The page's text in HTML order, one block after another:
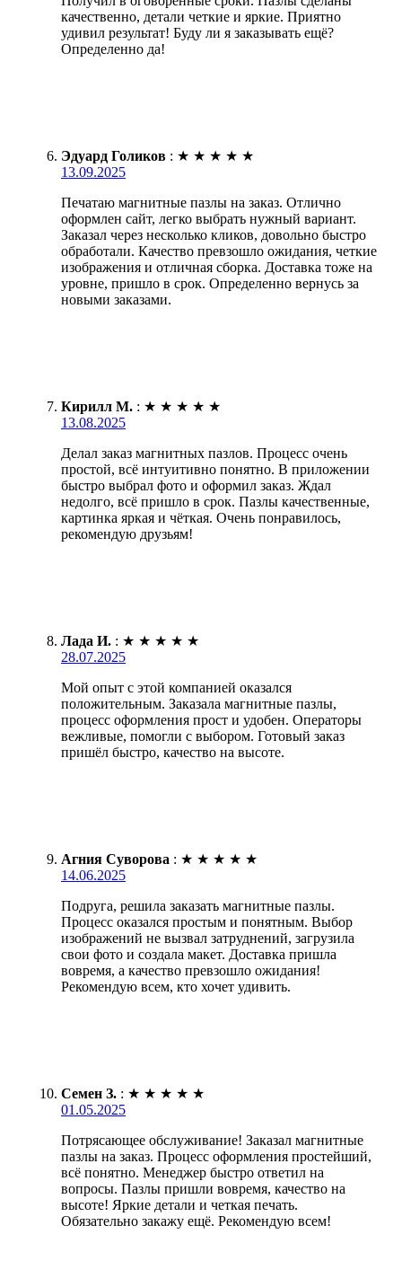
качественно, детали четкие и яркие. Приятно
удивил результат! Буду ли я заказывать ещё?
Определенно да!
Эдуард Голиков : ★ ★ ★ ★ ★
13.09.2025
Печатаю магнитные пазлы на заказ. Отлично
оформлен сайт, легко выбрать нужный вариант.
Заказал через несколько кликов, довольно быстро
обработали. Качество превзошло ожидания, четкие
изображения и отличная сборка. Доставка тоже на
уровне, пришло в срок. Определенно вернусь за
новыми заказами.
Кирилл М. : ★ ★ ★ ★ ★
13.08.2025
Делал заказ магнитных пазлов. Процесс очень
простой, всё интуитивно понятно. В приложении
быстро выбрал фото и оформил заказ. Ждал
недолго, всё пришло в срок. Пазлы качественные,
картинка яркая и чёткая. Очень понравилось,
рекомендую друзьям!
Лада И. : ★ ★ ★ ★ ★
28.07.2025
Мой опыт с этой компанией оказался
положительным. Заказала магнитные пазлы,
процесс оформления прост и удобен. Операторы
вежливые, помогли с выбором. Готовый заказ
пришёл быстро, качество на высоте.
Агния Суворова : ★ ★ ★ ★ ★
14.06.2025
Подруга, решила заказать магнитные пазлы.
Процесс оказался простым и понятным. Выбор
изображений не вызвал затруднений, загрузила
свои фото и создала макет. Доставка пришла
вовремя, а качество превзошло ожидания!
Рекомендую всем, кто хочет удивить.
Семен З. : ★ ★ ★ ★ ★
01.05.2025
Потрясающее обслуживание! Заказал магнитные
пазлы на заказ. Процесс оформления простейший,
всё понятно. Менеджер быстро ответил на
вопросы. Пазлы пришли вовремя, качество на
высоте! Яркие детали и четкая печать.
Обязательно закажу ещё. Рекомендую всем!